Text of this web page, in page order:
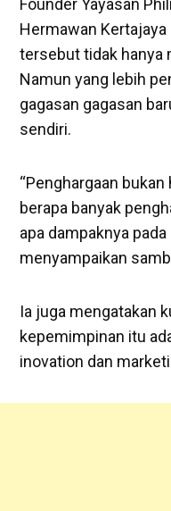
Founder Yayasan
Hermawan
tersebut tidak hanya
Namun yang lebih
gagasan gagasan
sendiri.
“Penghargaan
berapa banyak
apa dampaknya
menyampaikan
Ia juga mengatakan
kepemimpinan itu
inovation dan